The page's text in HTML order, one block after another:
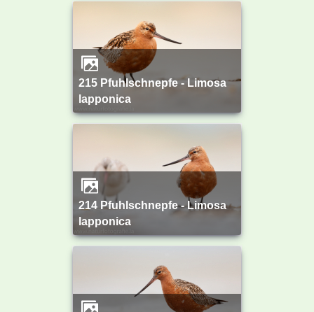
215 Pfuhlschnepfe - Limosa
lapponica
214 Pfuhlschnepfe - Limosa
lapponica